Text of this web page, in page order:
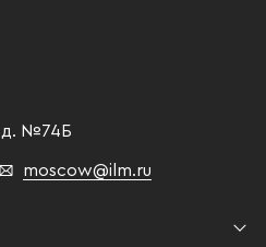
д. №74Б
moscow@ilm.ru